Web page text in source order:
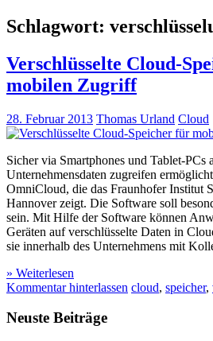
Schlagwort:
Verschlüsselte Cloud-
mobilen Zugriff
28. Februar 2013 Thomas Urland Cloud
Sicher via Smartphones und Tablet-PCs
Unternehmensdaten zugreifen
OmniCloud, die das Fraunhofer Institut
Hannover zeigt. Die Software soll
sein. Mit Hilfe der Software können
Geräten auf verschlüsselte Daten in
sie innerhalb des Unternehmens mit
» Weiterlesen
Kommentar hinterlassen cloud, speicher,
Neuste Beiträge